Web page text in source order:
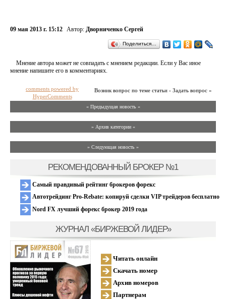
09 мая 2013 г. 15:12 Автор: Дворниченко Сергей
Поделиться…
Мнение автора может не совпадать с мнением редакции. Если у Вас иное
мнение напишите его в комментариях.
Возник вопрос по теме статьи - Задать вопрос »
comments powered by
HyperComments
« Предыдущая новость «
» Архив категории «
» Следующая новость »
РЕКОМЕНДОВАННЫЙ БРОКЕР №1
Самый правдивый рейтинг брокеров форекс
Автотрейдинг Pro-Rebate: копируй сделки VIP трейдеров бесплатно
Nord FX лучший форекс брокер 2019 года
ЖУРНАЛ «БИРЖЕВОЙ ЛИДЕР»
Читать онлайн
Скачать номер
Архив номеров
Партнерам